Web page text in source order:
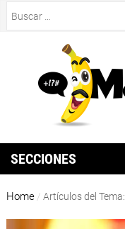
SECCIONES
Home / Artículos del Tema: